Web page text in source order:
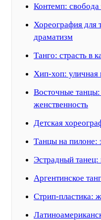
Контемп: свобода
Хореография для
драматизм
Танго: страсть в
Хип-хоп: уличная
Восточные танцы:
женственность
Детская
Танцы на пилоне:
Эстрадный
Аргентинское
Стрип-пластика: